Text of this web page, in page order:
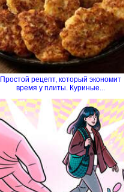
Простой рецепт, который экономит
время у плиты. Куриные...